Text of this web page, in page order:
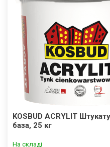
KOSBUD ACRYLIT
база, 25 кг
На складі